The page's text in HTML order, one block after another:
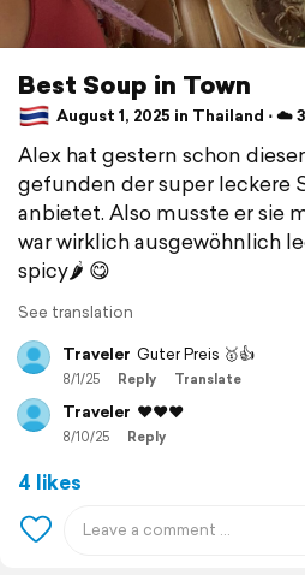
Best Soup in Town
August 1, 2025 in Thailand ⋅ ☁️
Alex hat gestern schon
gefunden der super leckere
anbietet. Also musste er sie
war wirklich ausgewöhnlich
spicy🌶️ 😋
See translation
Traveler Guter Preis 🥇👍
8/1/25 Reply Translate
Traveler ❤️❤️❤️
8/10/25 Reply
4 likes